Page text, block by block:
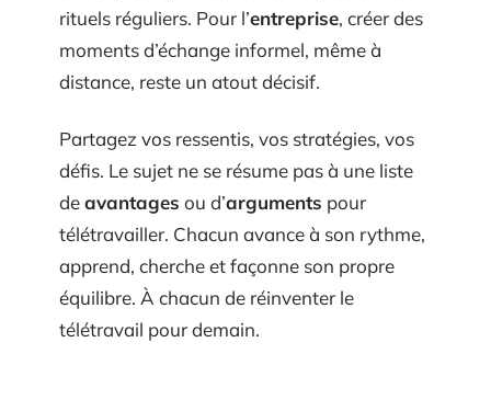
rituels réguliers. Pour l’entreprise, créer des
moments d’échange informel, même à
distance, reste un atout décisif.
Partagez vos ressentis, vos stratégies, vos
défis. Le sujet ne se résume pas à une liste
deavantages ou d’arguments pour
télétravailler. Chacun avance à son rythme,
apprend, cherche et façonne son propre
équilibre. À chacun de réinventer le
télétravail pour demain.